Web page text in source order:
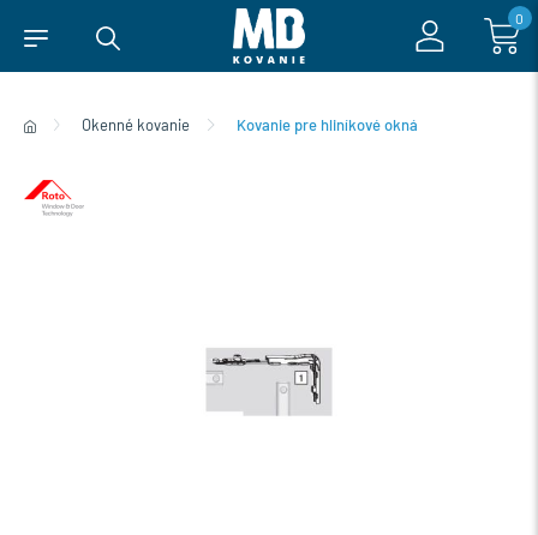
0
Okenné kovanie Kovanie pre hliníkové okná